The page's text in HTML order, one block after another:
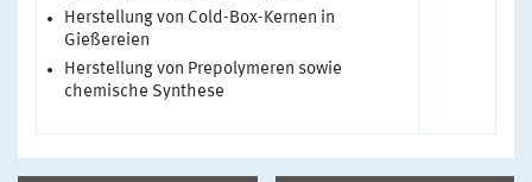
Herstellung von Cold-Box-Kernen in
Gießereien
Herstellung von Prepolymeren sowie
chemische Synthese